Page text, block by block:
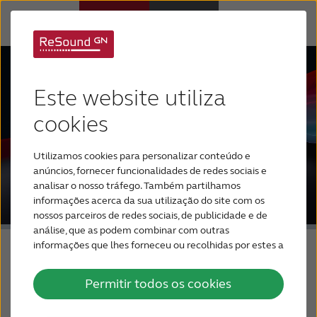
Este website utiliza
cookies
Utilizamos cookies para personalizar conteúdo e
anúncios, fornecer funcionalidades de redes sociais e
analisar o nosso tráfego. Também partilhamos
informações acerca da sua utilização do site com os
nossos parceiros de redes sociais, de publicidade e de
análise, que as podem combinar com outras
informações que lhes forneceu ou recolhidas por estes a
Permitir todos os cookies
Perda Auditiva
Por que ReSound
Suporte & Cuidado
PARA PROFISSIONAIS
BRASIL
ReSound